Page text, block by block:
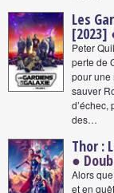
Les
[2023]
Peter
perte de
pour une
sauver
d’échec,
des…
Thor :
●
Alors
et en